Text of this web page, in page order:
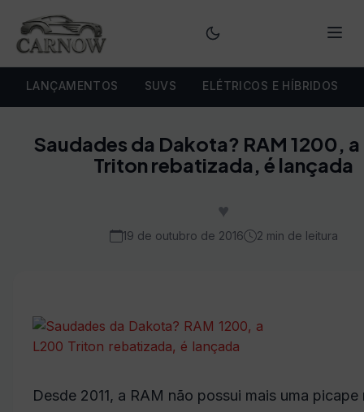
LANÇAMENTOS SUVS ELÉTRICOS E HÍBRIDOS
Saudades da Dakota? RAM 1200,
Triton rebatizada, é lançada
♥
19 de outubro de 2016 2 min de leitura
Desde 2011, a RAM não possui mais uma picape